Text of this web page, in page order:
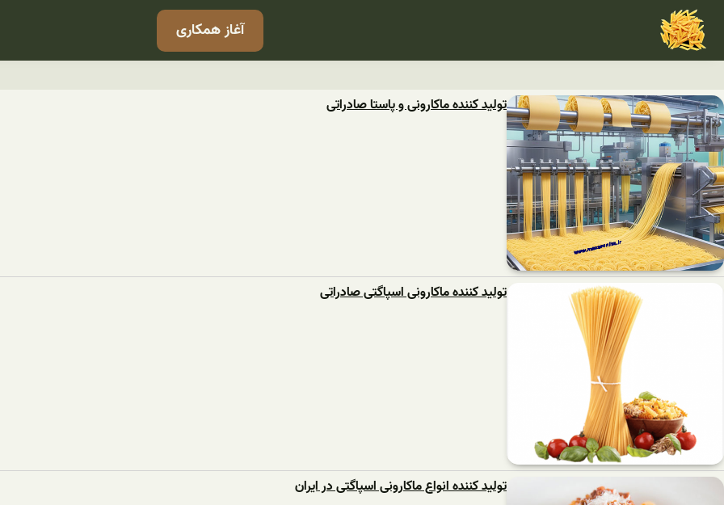
آغاز همکاری
تولید کننده ماکارونی و پاستا صادراتی
تولید کننده ماکارونی اسپاگتی صادراتی
تولید کننده انواع ماکارونی اسپاگتی در ایران